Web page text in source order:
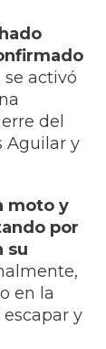
activó
del
Aguilar y
moto y
por
su
en la
y